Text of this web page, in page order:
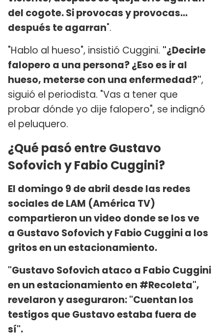
del cogote. Si provocas y provocas...
después te agarran".
"Hablo al hueso", insistió Cuggini. "¿Decirle
falopero a una persona? ¿Eso es ir al
hueso, meterse con una enfermedad?",
siguió el periodista. "Vas a tener que
probar dónde yo dije falopero", se indignó
el peluquero.
¿Qué pasó entre Gustavo
Sofovich y Fabio Cuggini?
El domingo 9 de abril desde las redes
sociales de LAM (América TV)
compartieron un video donde se los ve
a Gustavo Sofovich y Fabio Cuggini a los
gritos en un estacionamiento.
"Gustavo Sofovich ataco a Fabio Cuggini
en un estacionamiento en #Recoleta",
revelaron y aseguraron: "Cuentan los
testigos que Gustavo estaba fuera de
sí".